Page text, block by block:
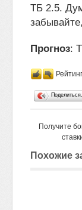
ТБ 2.5.
Прогноз:
Получите
Похожие